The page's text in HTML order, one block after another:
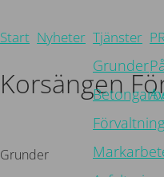
Start Nyheter Tjänster
Grunder
Förvaltning
Korsängen
Grunder